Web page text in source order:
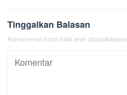
Tinggalkan Balasan
Alamat email Anda tidak akan dipublikasikan.